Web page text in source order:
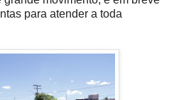
para atender a toda